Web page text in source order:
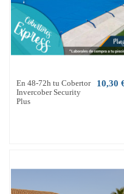
En 48-72h tu Cobertor
Invercober Security
Plus
10,30